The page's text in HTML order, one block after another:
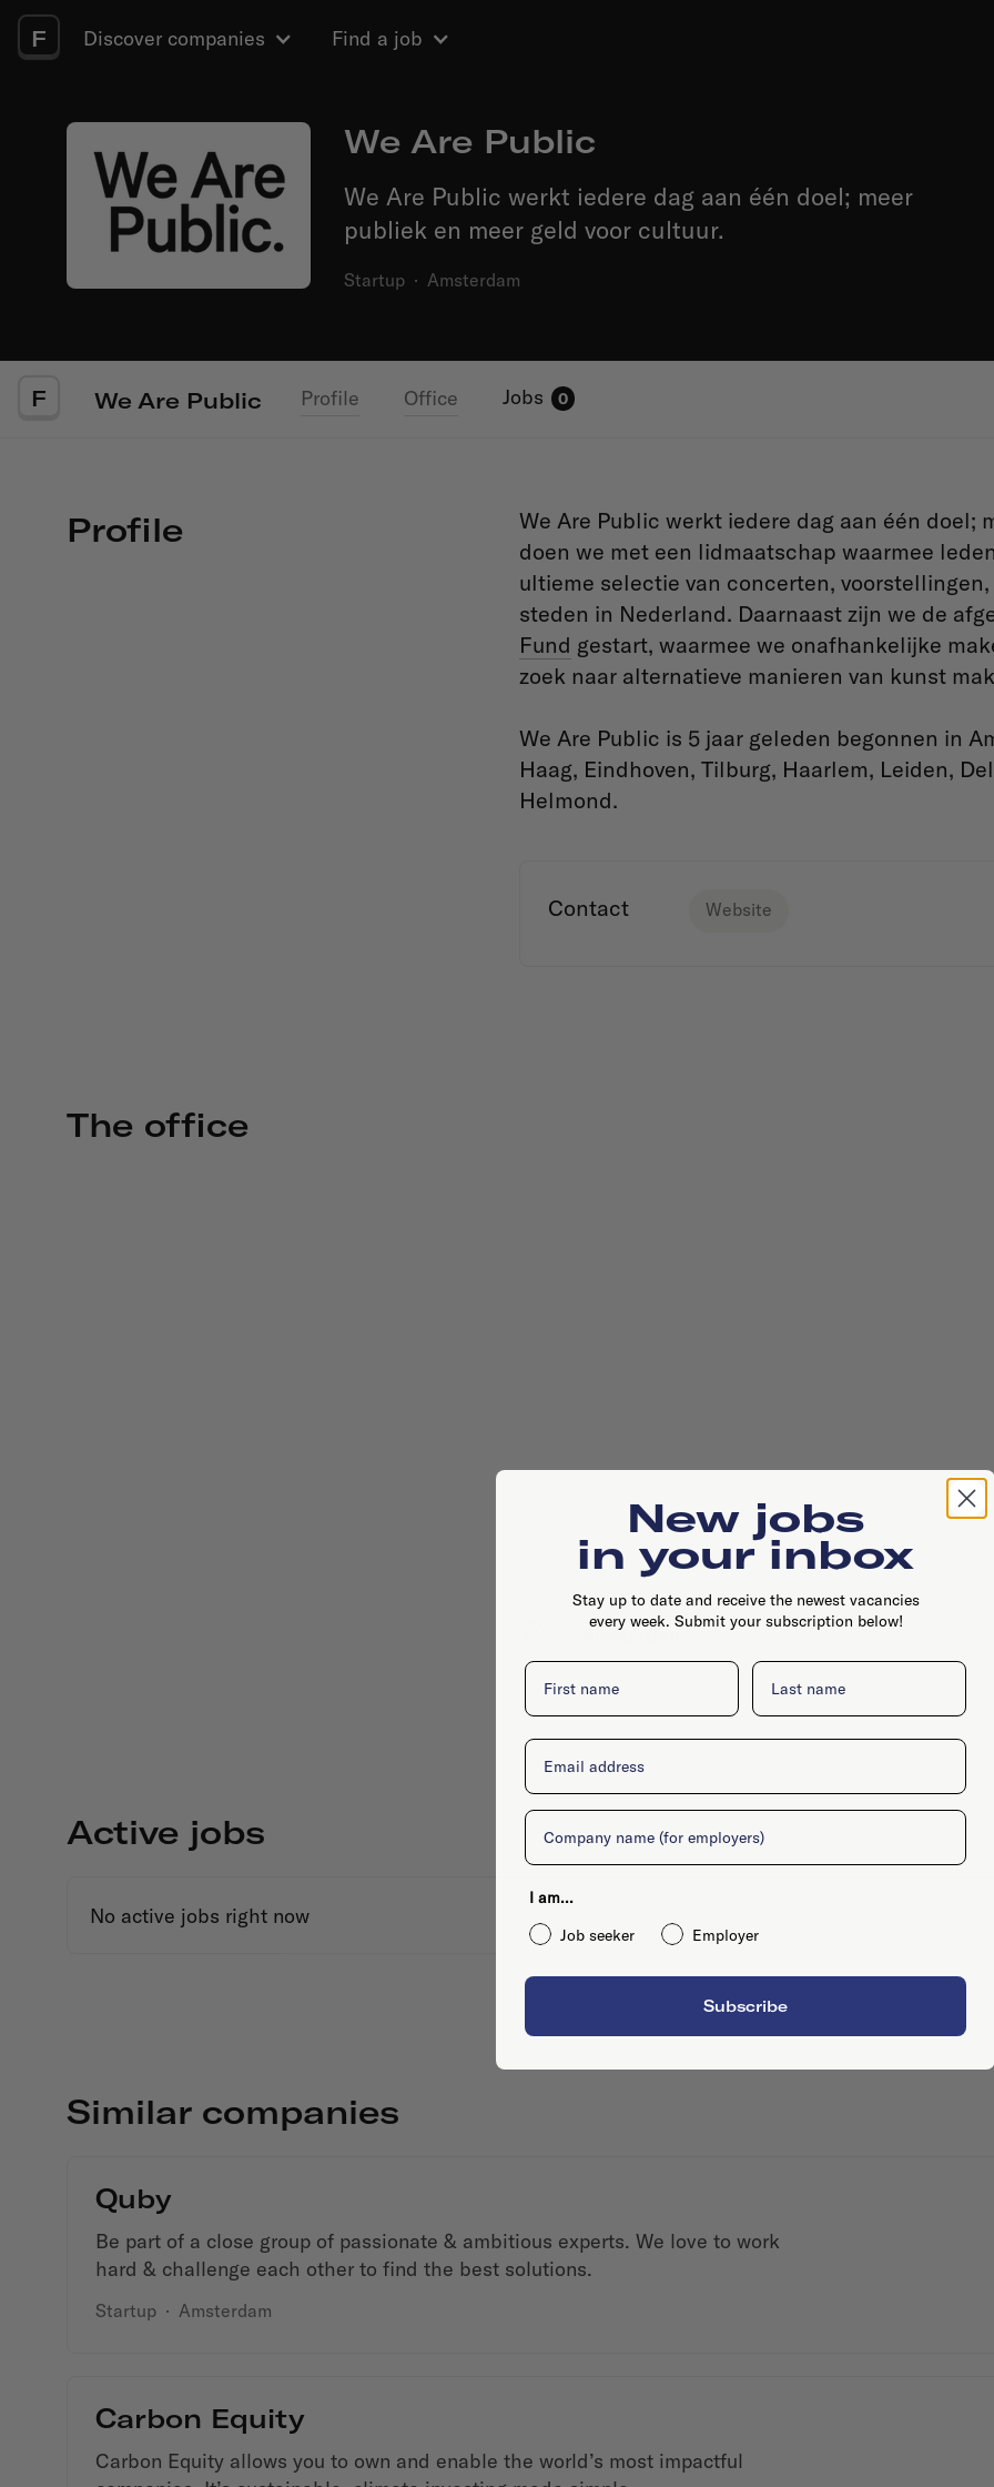
F Discover companies Find a job
We Are Public
We Are Public werkt iedere dag aan één doel; meer
publiek en meer geld voor cultuur.
Startup · Amsterdam
F We Are Public Profile Office Jobs 0
Profile
We Are Public werkt iedere dag aan één doel;
doen we met een lidmaatschap waarmee
ultieme selectie van concerten,
steden in Nederland. Daarnaast zijn we de
Fund gestart, waarmee we onafhankelijke
zoek naar alternatieve manieren van kunst
We Are Public is 5 jaar geleden begonnen in
Haag, Eindhoven, Tilburg, Haarlem, Leiden,
Helmond.
Contact Website
The office
, , Amsterdam
Active jobs
No active jobs right now
Similar companies
Quby
Be part of a close group of passionate & ambitious experts. We love to work
hard & challenge each other to find the best solutions.
Startup · Amsterdam
Carbon Equity
Carbon Equity allows you to own and enable the world’s most impactful
New jobs
in your inbox
Stay up to date and receive the newest vacancies
every week. Submit your subscription below!
First name Last name
Email
Company
I am...
Job seeker
Employer
Subscribe